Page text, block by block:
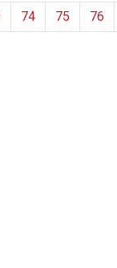
74 75 76